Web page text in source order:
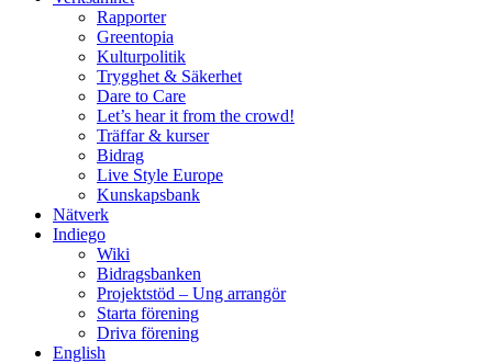
Rapporter
Greentopia
Kulturpolitik
Trygghet & Säkerhet
Dare to Care
Let’s hear it from the crowd!
Träffar & kurser
Bidrag
Live Style Europe
Kunskapsbank
Nätverk
Indiego
Wiki
Bidragsbanken
Projektstöd – Ung arrangör
Starta förening
Driva förening
English